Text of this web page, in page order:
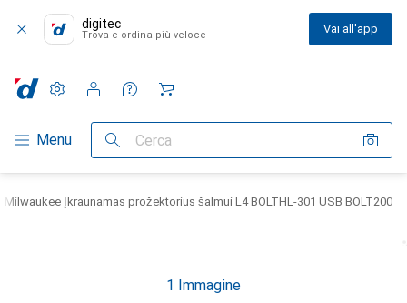
digitec
Trova e ordina più veloce Vai all'app
Categoria Navigazione
Menu Cerca
Impostazioni
Conto cliente
Liste di confronto
Liste dei desideri
Carrello
Milwaukee Įkraunamas prožektorius šalmui L4 BOLTHL-301 USB BOLT200
1 Immagine